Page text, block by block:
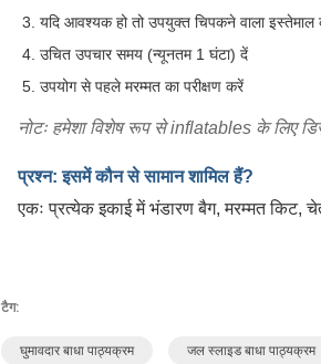
यदि आवश्यक हो तो उपयुक्त चिपकने वाला इस्तेमाल
उचित उपचार समय (न्यूनतम 1 घंटा) दें
उपयोग से पहले मरम्मत का परीक्षण करें
नोटः हमेशा विशेष रूप से inflatables के लिए
प्रश्न: इसमें कौन से सामान शामिल हैं?
एकः प्रत्येक इकाई में भंडारण बैग, मरम्मत किट,
टैग:
घुमावदार बाधा पाठ्यक्रम जल स्लाइड बाधा पाठ्यक्रम